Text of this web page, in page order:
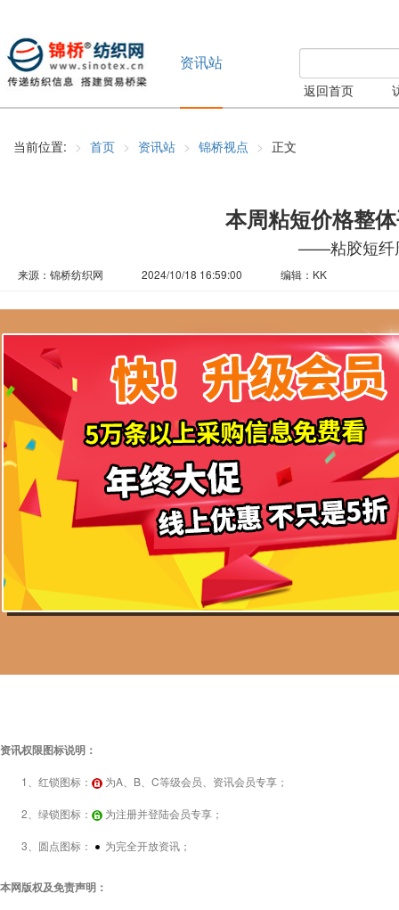
资讯站
返回首页
当前位置: 首页 资讯站 锦桥视点 正文
本周粘短价格整
——粘胶短纤
来源：锦桥纺织网 2024/10/18 16:59:00 编辑：KK
资讯权限图标说明：
1、红锁图标： 为A、B、C等级会员、资讯会员专享；
2、绿锁图标： 为注册并登陆会员专享；
3、圆点图标： 为完全开放资讯；
本网版权及免责声明：